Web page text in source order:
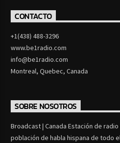
CONTACTO
+1(438) 488-3296
www.be1radio.com
info@be1radio.com
Montreal, Quebec, Canada
SOBRE NOSOTROS
Broadcast | Canada Estación de
población de habla hispana de todo